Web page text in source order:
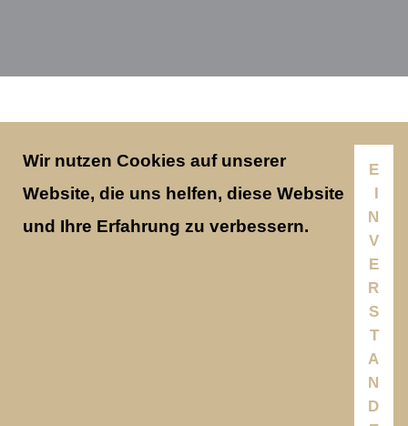
Wir nutzen Cookies auf unserer
Website, die uns helfen, diese Website
und Ihre Erfahrung zu verbessern.
E
I
N
V
E
R
S
T
A
N
D